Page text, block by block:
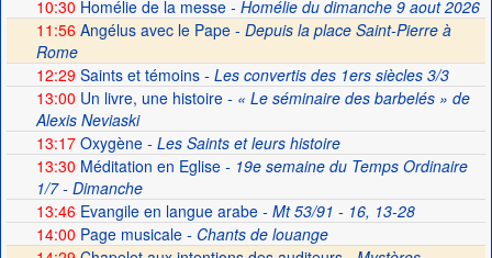
10:30 Homélie de la messe- Homélie du dimanche 9 aout 2026
11:56 Angélus avec le Pape - Depuis la place Saint-Pierre à
Rome
12:29Saints et témoins- Les convertis des 1ers siècles 3/3
13:00 Un livre, une histoire- « Le séminaire des barbelés » de
Alexis Neviaski
13:17Oxygène- Les Saints et leurs histoire
13:30 Méditation en Eglise- 19e semaine du Temps Ordinaire
1/7 - Dimanche
13:46Evangile en langue arabe- Mt 53/91 - 16, 13-28
14:00 Page musicale- Chants de louange